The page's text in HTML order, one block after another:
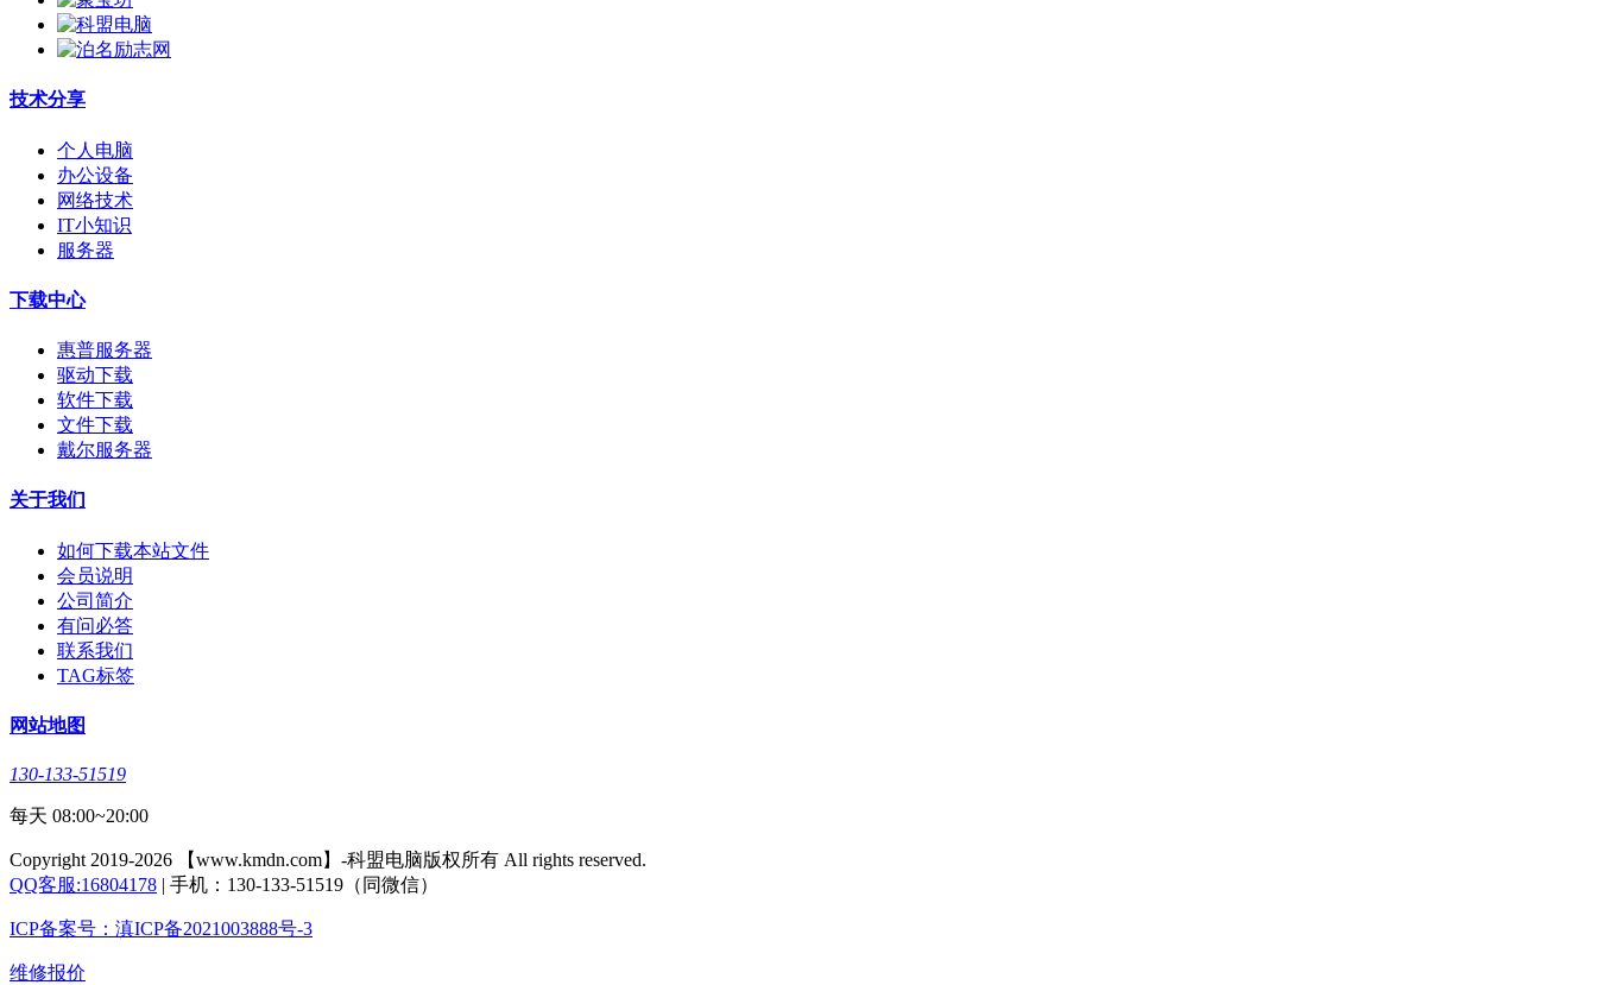
技术分享
个人电脑
办公设备
网络技术
IT小知识
服务器
下载中心
惠普服务器
驱动下载
软件下载
文件下载
戴尔服务器
关于我们
如何下载本站文件
会员说明
公司简介
有问必答
联系我们
TAG标签
网站地图
130-133-51519
每天 08:00~20:00
Copyright 2019-2026 【www.kmdn.com】-科盟电脑版权所有 All rights reserved.
QQ客服:16804178 | 手机：130-133-51519（同微信）
ICP备案号：滇ICP备2021003888号-3
维修报价